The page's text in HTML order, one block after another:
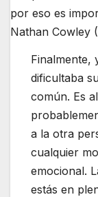
por eso es
Nathan Cowley
Finalmente,
dificultaba
común. Es
a la otra
cualquier
emocional.
estás en